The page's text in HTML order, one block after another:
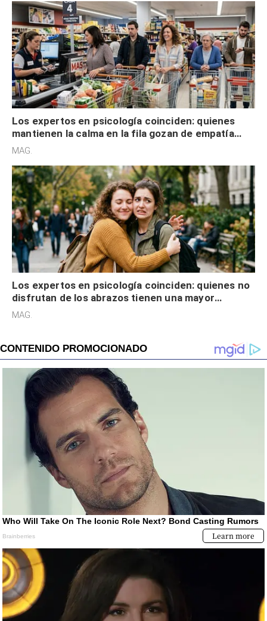
Los expertos en psicología coinciden: quienes
mantienen la calma en la fila gozan de empatía
cognitiva, gratitud y no solo tienen autocontrol
MAG.
Los expertos en psicología coinciden: quienes no
disfrutan de los abrazos tienen una mayor
sensibilidad a los estímulos físicos y no es por
MAG.